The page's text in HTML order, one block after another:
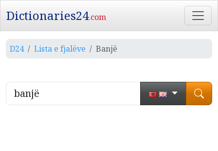
Dictionaries24.com
D24 Lista e fjalëve Banjë